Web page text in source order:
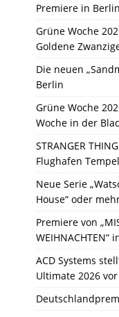
Premiere in Berlin
Grüne Woche
Goldene
Die neuen
Berlin
Grüne Woche
Woche in der
STRANGER
Flughafen
Neue Serie
House“ oder
Premiere von
WEIHNACHTEN“
ACD Systems
Ultimate 2026 vor